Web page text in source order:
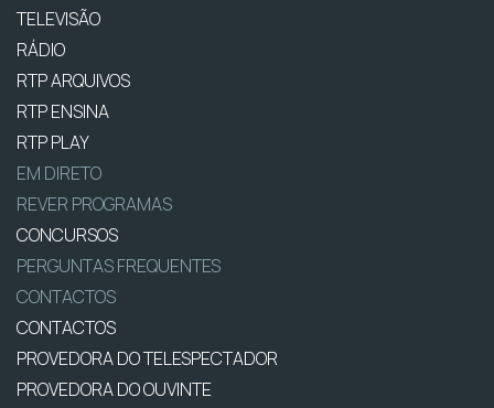
TELEVISÃO
RÁDIO
RTP ARQUIVOS
RTP ENSINA
RTP PLAY
EM DIRETO
REVER PROGRAMAS
CONCURSOS
PERGUNTAS FREQUENTES
CONTACTOS
CONTACTOS
PROVEDORA DO TELESPECTADOR
PROVEDORA DO OUVINTE